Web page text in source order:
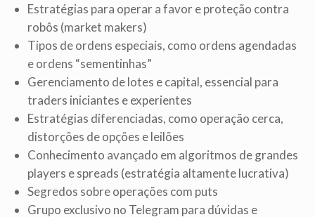
Estratégias para operar a favor e proteção contra
robôs (market makers)
Tipos de ordens especiais, como ordens agendadas
e ordens “sementinhas”
Gerenciamento de lotes e capital, essencial para
traders iniciantes e experientes
Estratégias diferenciadas, como operação cerca,
distorções de opções e leilões
Conhecimento avançado em algoritmos de grandes
players e spreads (estratégia altamente lucrativa)
Segredos sobre operações com puts
Grupo exclusivo no Telegram para dúvidas e